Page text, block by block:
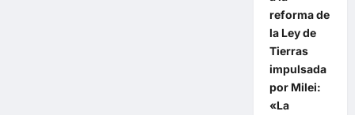
reforma de
la Ley de
Tierras
impulsada
por Milei:
«La